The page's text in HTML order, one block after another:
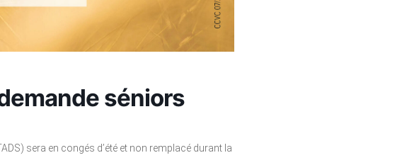
séniors
sera en congés d’été et non remplacé durant la